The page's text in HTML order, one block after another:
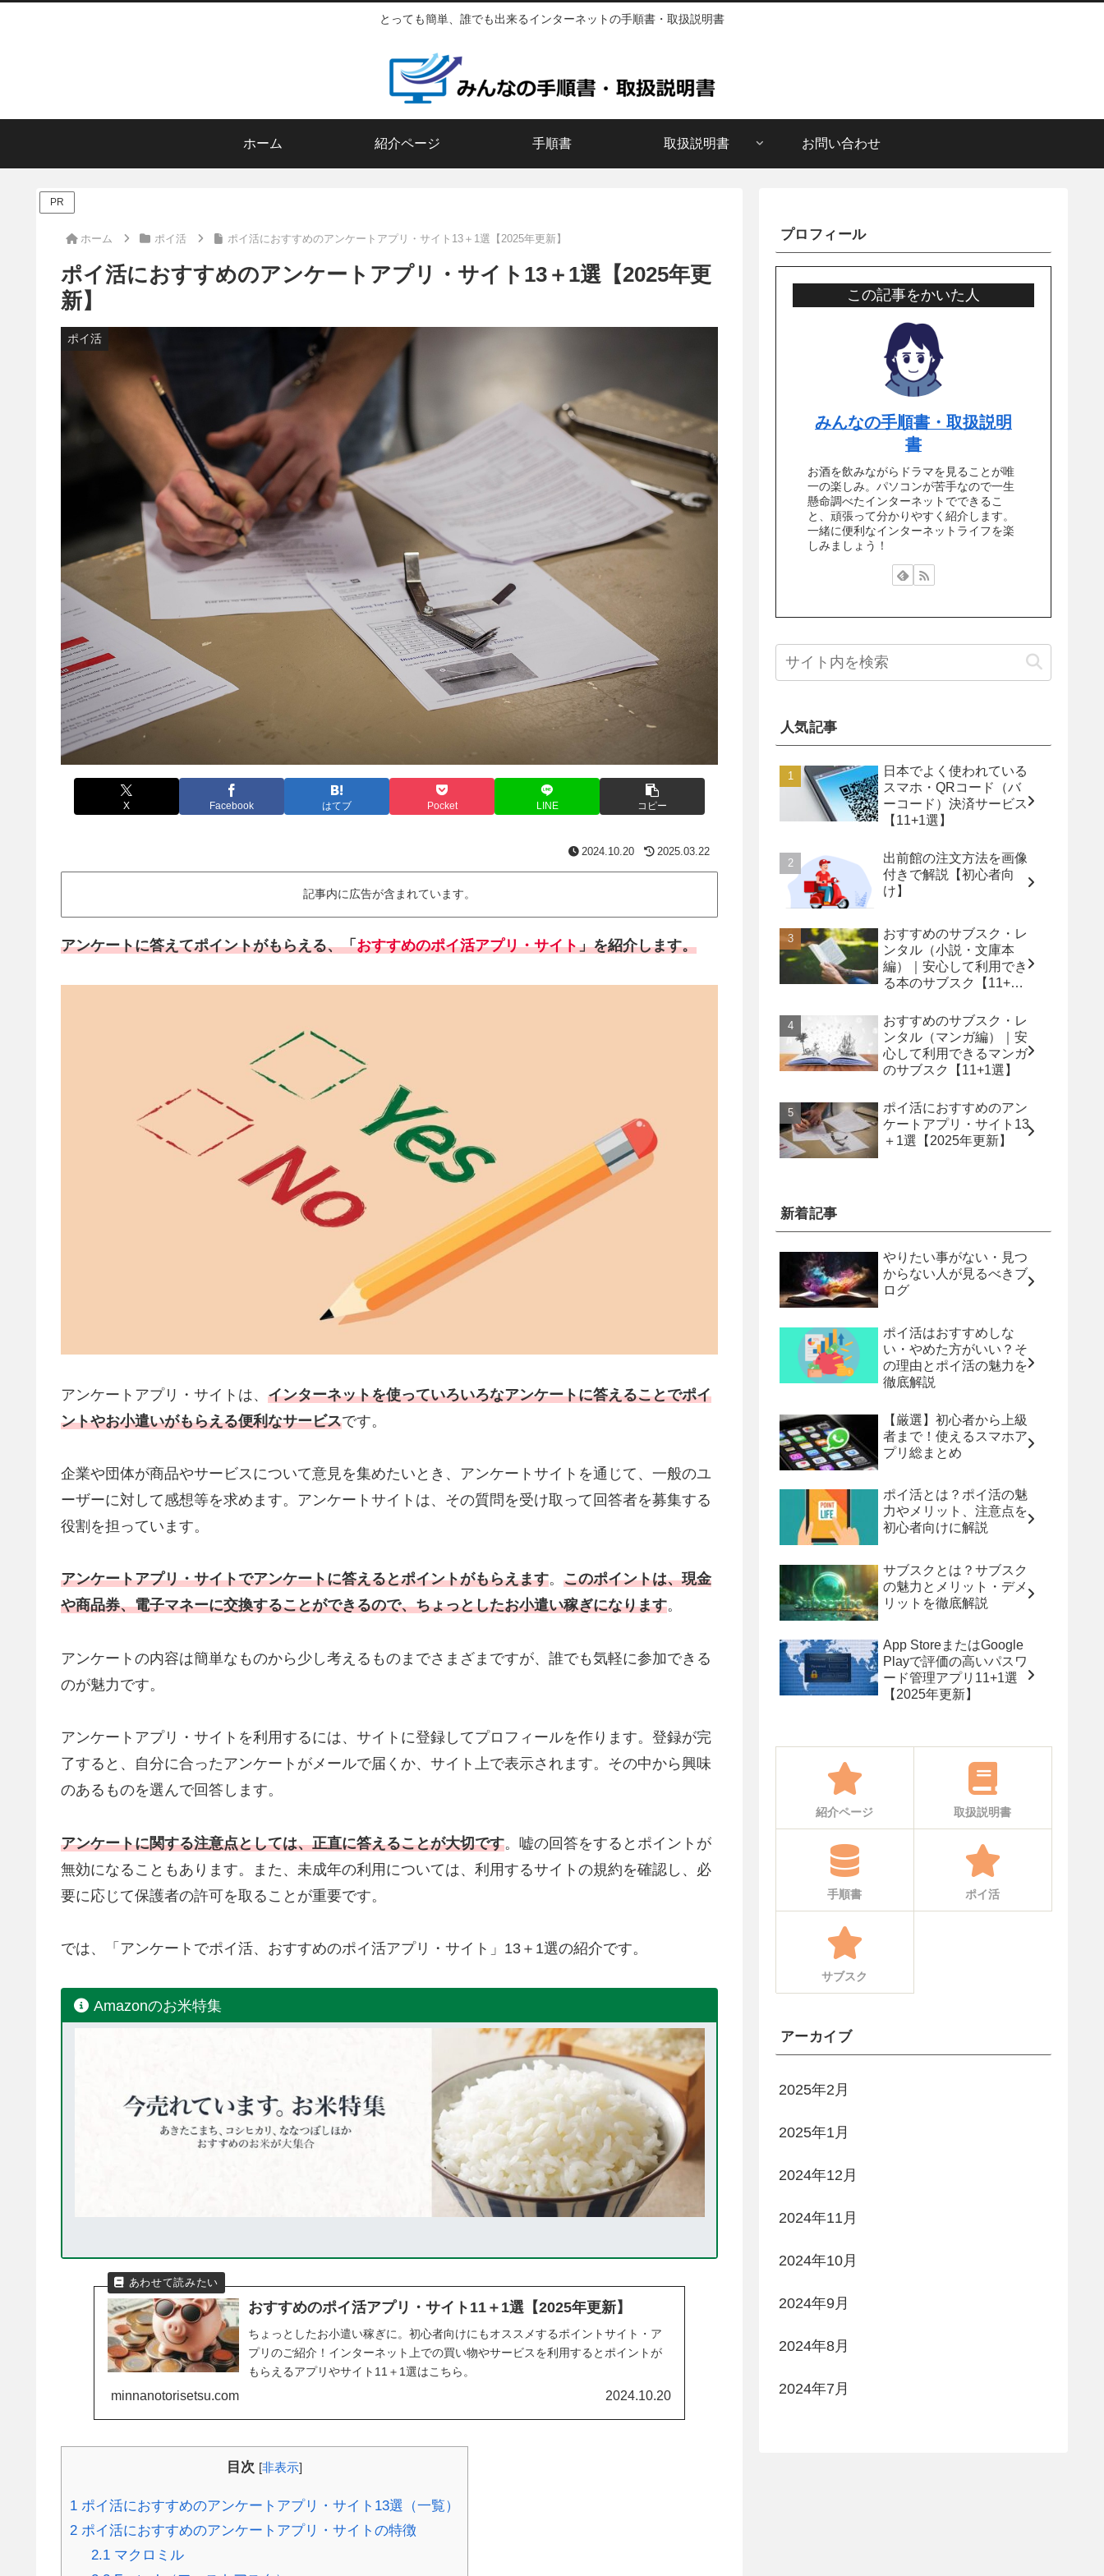
とっても簡単、誰でも出来るインターネットの手順書・取扱説明書
ホーム 紹介ページ 手順書 取扱説明書 お問い合わせ
PR
ホーム ポイ活 ポイ活におすすめのアンケートアプリ・サイト13＋1選【2025年更新】
ポイ活におすすめのアンケートアプリ・サイト13＋1選【2025年更
新】
ポイ活
X Facebook はてブ Pocket LINE コピー
2024.10.20 2025.03.22
記事内に広告が含まれています。
アンケートに答えてポイントがもらえる、「おすすめのポイ活アプリ・サイト」を紹介します。
アンケートアプリ・サイトは、 インターネットを使っていろいろなアンケートに答えることでポイ
ントやお小遣いがもらえる便利なサービスです。
企業や団体が商品やサービスについて意見を集めたいとき、アンケートサイトを通じて、一般のユ
ーザーに対して感想等を求めます。アンケートサイトは、その質問を受け取って回答者を募集する
役割を担っています。
アンケートアプリ・サイトでアンケートに答えるとポイントがもらえます。 このポイントは、現金
や商品券、電子マネーに交換することができるので、ちょっとしたお小遣い稼ぎになります。
アンケートの内容は簡単なものから少し考えるものまでさまざまですが、誰でも気軽に参加できる
のが魅力です。
アンケートアプリ・サイトを利用するには、サイトに登録してプロフィールを作ります。登録が完
了すると、自分に合ったアンケートがメールで届くか、サイト上で表示されます。その中から興味
のあるものを選んで回答します。
アンケートに関する注意点としては、正直に答えることが大切です。嘘の回答をするとポイントが
無効になることもあります。また、未成年の利用については、利用するサイトの規約を確認し、必
要に応じて保護者の許可を取ることが重要です。
では、「アンケートでポイ活、おすすめのポイ活アプリ・サイト」13＋1選の紹介です。
Amazonのお米特集
おすすめのポイ活アプリ・サイト11＋1選【2025年更新】
ちょっとしたお小遣い稼ぎに。初心者向けにもオススメするポイントサイト・ア
プリのご紹介！インターネット上での買い物やサービスを利用するとポイントが
もらえるアプリやサイト11＋1選はこちら。
minnanotorisetsu.com 2024.10.20
目次 [非表示]
1 ポイ活におすすめのアンケートアプリ・サイト13選（一覧）
2 ポイ活におすすめのアンケートアプリ・サイトの特徴
2.1マクロミル
プロフィール
この記事をかいた人
みんなの手順書・取扱説明
書
お酒を飲みながらドラマを見ることが唯
一の楽しみ。パソコンが苦手なので一生
懸命調べたインターネットでできるこ
と、頑張って分かりやすく紹介します。
一緒に便利なインターネットライフを楽
しみましょう！
人気記事
日本でよく使われている
スマホ・QRコード（バ
ーコード）決済サービス
【11+1選】
出前館の注文方法を画像
付きで解説【初心者向
け】
おすすめのサブスク・レ
ンタル（小説・文庫本
編）｜安心して利用でき
る本のサブスク【11+1
おすすめのサブスク・レ
ンタル（マンガ編）｜安
心して利用できるマンガ
のサブスク【11+1選】
ポイ活におすすめのアン
ケートアプリ・サイト13
＋1選【2025年更新】
新着記事
やりたい事がない・見つ
からない人が見るべきブ
ログ
ポイ活はおすすめしな
い・やめた方がいい？そ
の理由とポイ活の魅力を
徹底解説
【厳選】初心者から上級
者まで！使えるスマホア
プリ総まとめ
ポイ活とは？ポイ活の魅
力やメリット、注意点を
初心者向けに解説
サブスクとは？サブスク
の魅力とメリット・デメ
リットを徹底解説
App StoreまたはGoogle
Playで評価の高いパスワ
ード管理アプリ11+1選
【2025年更新】
紹介ページ 取扱説明書
手順書 ポイ活
サブスク
アーカイブ
2025年2月
2025年1月
2024年12月
2024年11月
2024年10月
2024年9月
2024年8月
2024年7月